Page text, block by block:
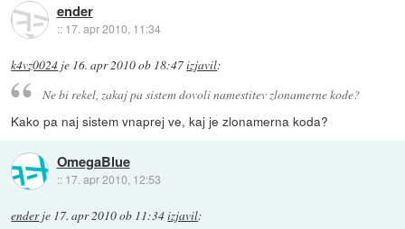
ender
:: 17. apr 2010, 11:34
k4vz0024 je 16. apr 2010 ob 18:47izjavil:
Ne bi rekel, zakaj pa sistem dovoli namestitev zlonamerne kode?
Kako pa naj sistem vnaprej ve, kaj je zlonamerna koda?
OmegaBlue
:: 17. apr 2010, 12:53
enderje 17. apr 2010 ob 11:34izjavil: